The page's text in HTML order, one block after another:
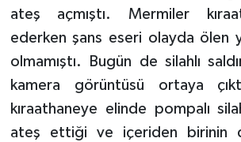
ateş açmıştı. Mermiler
ederken şans eseri olayda ölen
olmamıştı. Bugün de silahlı
kamera görüntüsü ortaya
kıraathaneye elinde pompalı
ateş ettiği ve içeriden birinin
YAŞAM
KÜLTÜR SANAT